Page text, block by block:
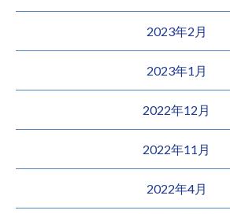
2023年2月
2023年1月
2022年12月
2022年11月
2022年4月